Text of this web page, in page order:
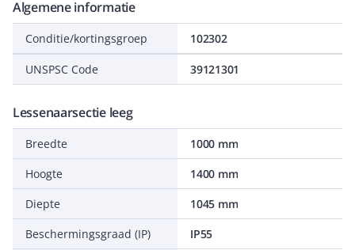
Algemene informatie
Conditie/kortingsgroep 102302
UNSPSC Code 39121301
Lessenaarsectie leeg
Breedte
1000 mm
Hoogte
1400 mm
Diepte
1045 mm
Beschermingsgraad (IP)
IP55